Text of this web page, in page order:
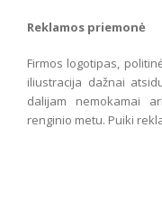
Reklamos priemonė
Firmos logotipas,
iliustracija dažnai
dalijam nemokamai
renginio metu. Puiki